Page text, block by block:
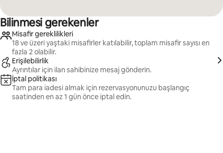
Bilinmesi gerekenler
Misafir gereklilikleri
18 ve üzeri yaştaki misafirler katılabilir, toplam misafir sayısı en
fazla 2 olabilir.
Erişilebilirlik
Ayrıntılar için ilan sahibinize mesaj gönderin.
İptal politikası
Tam para iadesi almak için rezervasyonunuzu başlangıç
saatinden en az 1 gün önce iptal edin.